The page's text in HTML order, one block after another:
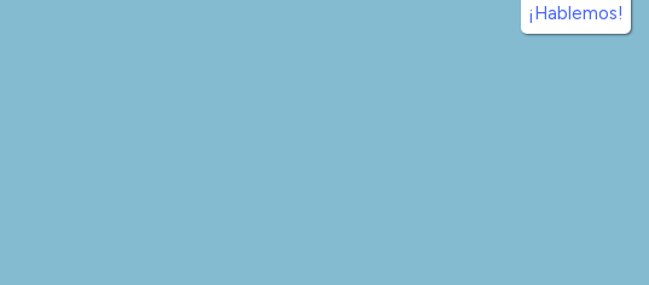
¡Hablemos!